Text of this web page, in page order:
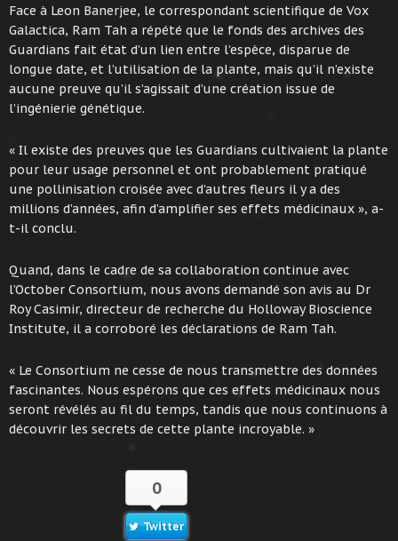
Face à Leon Banerjee, le correspondant scientifique de Vox
Galactica, Ram Tah a répété que le fonds des archives des
Guardians fait état d’un lien entre l’espèce, disparue de
longue date, et l’utilisation de la plante, mais qu’il n’existe
aucune preuve qu’il s’agissait d’une création issue de
l’ingénierie génétique.
« Il existe des preuves que les Guardians cultivaient la plante
pour leur usage personnel et ont probablement pratiqué
une pollinisation croisée avec d’autres fleurs il y a des
millions d’années, afin d’amplifier ses effets médicinaux », a-
t-il conclu.
Quand, dans le cadre de sa collaboration continue avec
l’October Consortium, nous avons demandé son avis au Dr
Roy Casimir, directeur de recherche du Holloway Bioscience
Institute, il a corroboré les déclarations de Ram Tah.
« Le Consortium ne cesse de nous transmettre des données
fascinantes. Nous espérons que ces effets médicinaux nous
seront révélés au fil du temps, tandis que nous continuons à
découvrir les secrets de cette plante incroyable. »
0
Twitter